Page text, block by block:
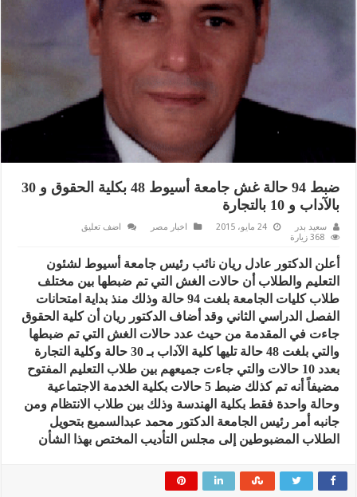
ضبط 94 حالة غش جامعة أسيوط 48 بكلية الحقوق و 30
بالآداب و 10 بالتجارة
سعيد بدر 24 مايو، 2015 اخبار مصر
اضف تعليق
368 زيارة
أعلن الدكتور عادل ريان نائب رئيس جامعة أسيوط لشئون
التعليم والطلاب أن حالات الغش التي تم ضبطها بين مختلف
طلاب كليات الجامعة بلغت 94 حالة وذلك منذ بداية امتحانات
الفصل الدراسي الثاني وقد أضاف الدكتور ريان أن كلية الحقوق
جاءت في المقدمة من حيث عدد حالات الغش التي تم ضبطها
والتي بلغت 48 حالة تليها كلية الآداب بـ 30 حالة وكلية التجارة
بعدد 10 حالات والتي جاءت جميعهم بين طلاب التعليم المفتوح
مضيفاً أنه تم كذلك ضبط 5 حالات بكلية الخدمة الاجتماعية
وحالة واحدة فقط بكلية الهندسة وذلك بين طلاب الانتظام ومن
جانبه أمر رئيس الجامعة الدكتور محمد عبدالسميع بتحويل
الطلاب المضبوطين إلى مجلس التأديب المختص بهذا الشأن